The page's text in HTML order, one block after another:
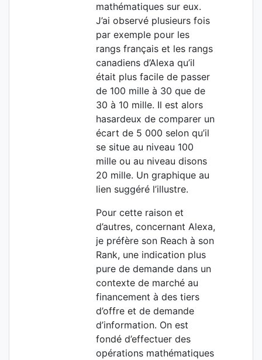
mathématiques sur eux.
J’ai observé plusieurs fois
par exemple pour les
rangs français et les rangs
canadiens d’Alexa qu’il
était plus facile de passer
de 100 mille à 30 que de
30 à 10 mille. Il est alors
hasardeux de comparer un
écart de 5 000 selon qu’il
se situe au niveau 100
mille ou au niveau disons
20 mille. Un graphique au
lien suggéré l’illustre.
Pour cette raison et
d’autres, concernant Alexa,
je préfère son Reach à son
Rank, une indication plus
pure de demande dans un
contexte de marché au
financement à des tiers
d’offre et de demande
d’information. On est
fondé d’effectuer des
opérations mathématiques